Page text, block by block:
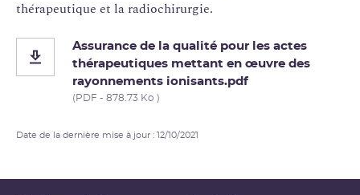
thérapeutique et la radiochirurgie.
Assurance de la qualité pour les actes
thérapeutiques mettant en œuvre des
rayonnements ionisants.pdf
(PDF - 878.73 Ko )
Date de la dernière mise à jour : 12/10/2021